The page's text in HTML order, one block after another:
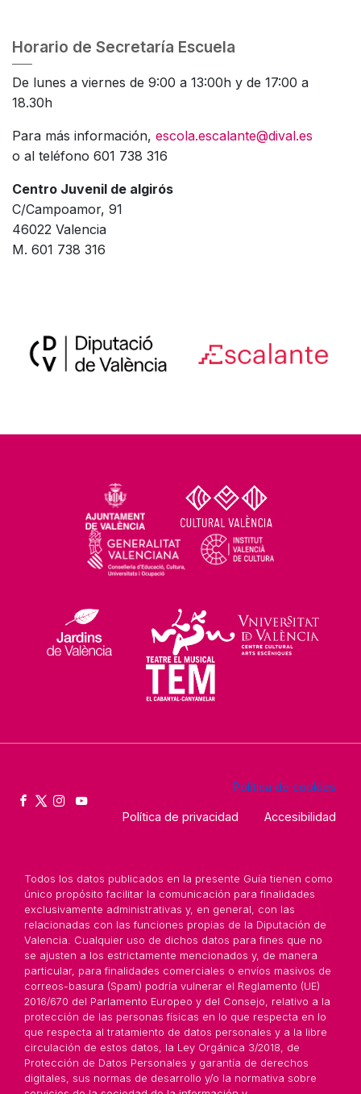
Horario de Secretaría Escuela
De lunes a viernes de 9:00 a 13:00h y de 17:00 a
18.30h
Para más información, escola.escalante@dival.es
o al teléfono 601 738 316
Centro Juvenil de algirós
C/Campoamor, 91
46022 Valencia
M. 601 738 316
Política de cookies
Política de privacidad Accesibilidad
Todos los datos publicados en la presente Guía tienen como
único propósito facilitar la comunicación para finalidades
exclusivamente administrativas y, en general, con las
relacionadas con las funciones propias de la Diputación de
Valencia. Cualquier uso de dichos datos para fines que no
se ajusten a los estrictamente mencionados y, de manera
particular, para finalidades comerciales o envíos masivos de
correos-basura (Spam) podría vulnerar el Reglamento (UE)
2016/670 del Parlamento Europeo y del Consejo, relativo a la
protección de las personas físicas en lo que respecta en lo
que respecta al tratamiento de datos personales y a la libre
circulación de estos datos, la Ley Orgánica 3/2018, de
Protección de Datos Personales y garantía de derechos
digitales, sus normas de desarrollo y/o la normativa sobre